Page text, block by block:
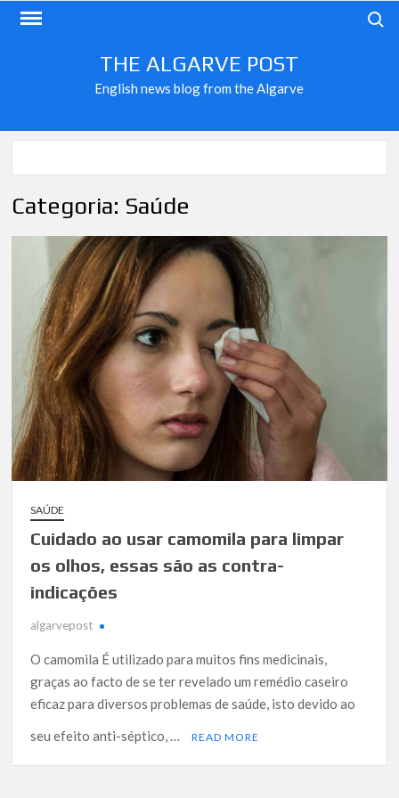
Skip
THE ALGARVE POST
English news blog from the Algarve
Categoria: Saúde
SAÚDE
Cuidado ao usar camomila para limpar
os olhos, essas são as contra-
indicações
algarvepost
O camomila É utilizado para muitos fins medicinais,
graças ao facto de se ter revelado um remédio caseiro
eficaz para diversos problemas de saúde, isto devido ao
seu efeito anti-séptico, …
READ MORE